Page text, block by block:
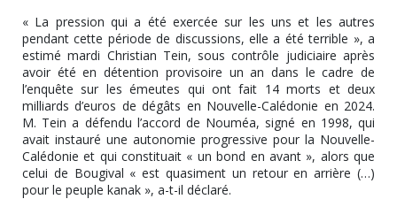
« La pression qui a été exercée sur les uns et les autres
pendant cette période de discussions, elle a été terrible », a
estimé mardi Christian Tein, sous contrôle judiciaire après
avoir été en détention provisoire un an dans le cadre de
l’enquête sur les émeutes qui ont fait 14 morts et deux
milliards d’euros de dégâts en Nouvelle-Calédonie en 2024.
M. Tein a défendu l’accord de Nouméa, signé en 1998, qui
avait instauré une autonomie progressive pour la Nouvelle-
Calédonie et qui constituait « un bond en avant », alors que
celui de Bougival « est quasiment un retour en arrière (…)
pour le peuple kanak », a-t-il déclaré.